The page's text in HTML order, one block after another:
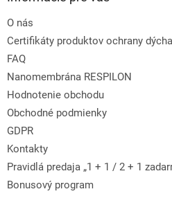
O nás
Certifikáty produktov ochrany
FAQ
Nanomembrána RESPILON
Hodnotenie obchodu
Obchodné podmienky
GDPR
Kontakty
Pravidlá predaja „1 + 1 / 2 + 1
Bonusový program